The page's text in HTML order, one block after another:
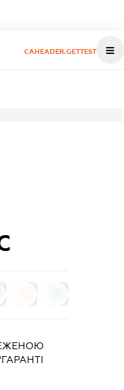
CAHEADER.GETTEST